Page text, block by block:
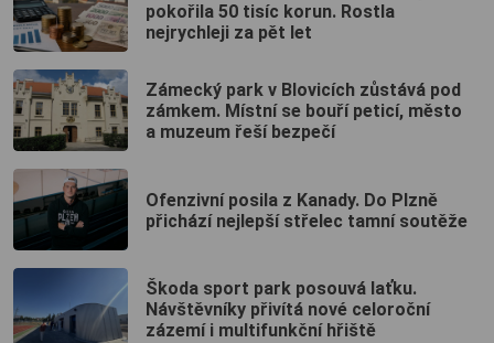
pokořila 50 tisíc korun. Rostla
nejrychleji za pět let
Zámecký park v Blovicích zůstává pod
zámkem. Místní se bouří peticí, město
a muzeum řeší bezpečí
Ofenzivní posila z Kanady. Do Plzně
přichází nejlepší střelec tamní soutěže
Škoda sport park posouvá laťku.
Návštěvníky přivítá nové celoroční
zázemí i multifunkční hřiště